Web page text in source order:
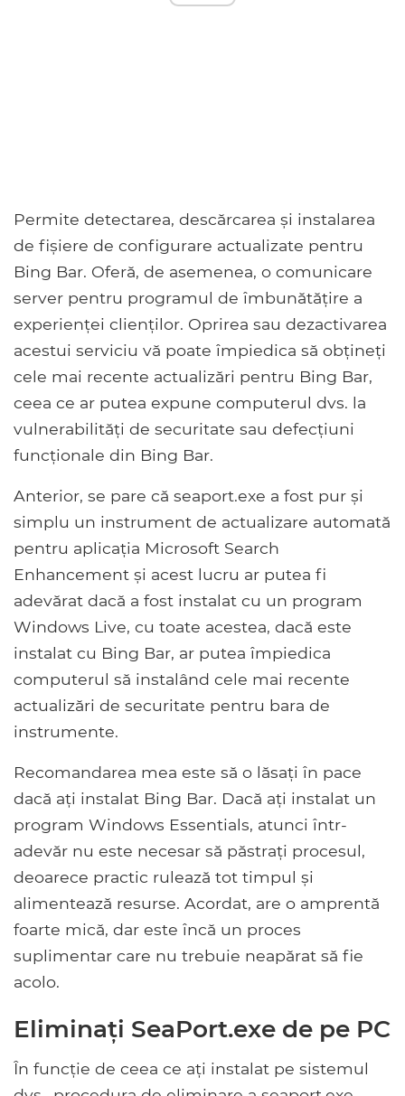
Permite detectarea, descărcarea și instalarea
de fișiere de configurare actualizate pentru
Bing Bar. Oferă, de asemenea, o comunicare
server pentru programul de îmbunătățire a
experienței clienților. Oprirea sau dezactivarea
acestui serviciu vă poate împiedica să obțineți
cele mai recente actualizări pentru Bing Bar,
ceea ce ar putea expune computerul dvs. la
vulnerabilități de securitate sau defecțiuni
funcționale din Bing Bar.
Anterior, se pare că seaport.exe a fost pur și
simplu un instrument de actualizare automată
pentru aplicația Microsoft Search
Enhancement și acest lucru ar putea fi
adevărat dacă a fost instalat cu un program
Windows Live, cu toate acestea, dacă este
instalat cu Bing Bar, ar putea împiedica
computerul să instalând cele mai recente
actualizări de securitate pentru bara de
instrumente.
Recomandarea mea este să o lăsați în pace
dacă ați instalat Bing Bar. Dacă ați instalat un
program Windows Essentials, atunci într-
adevăr nu este necesar să păstrați procesul,
deoarece practic rulează tot timpul și
alimentează resurse. Acordat, are o amprentă
foarte mică, dar este încă un proces
suplimentar care nu trebuie neapărat să fie
acolo.
Eliminați SeaPort.exe de pe PC
În funcție de ceea ce ați instalat pe sistemul